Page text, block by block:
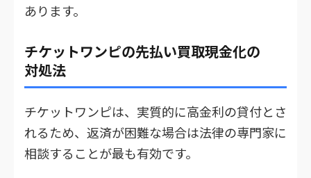
あります。
チケットワンピの先払い買取現金化の
対処法
チケットワンピは、実質的に高金利の貸付とさ
れるため、返済が困難な場合は法律の専門家に
相談することが最も有効です。